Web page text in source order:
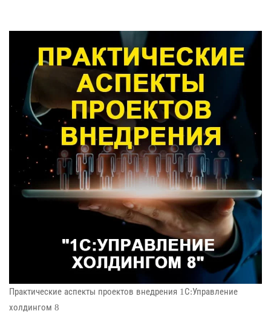
Практические аспекты проектов внедрения 1С:Управление
холдингом 8